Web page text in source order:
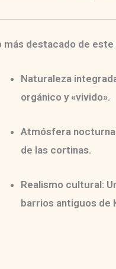
más destacado de este
Naturaleza
orgánico y «vivido».
Atmósfera
de las cortinas.
Realismo cultural:
barrios antiguos de